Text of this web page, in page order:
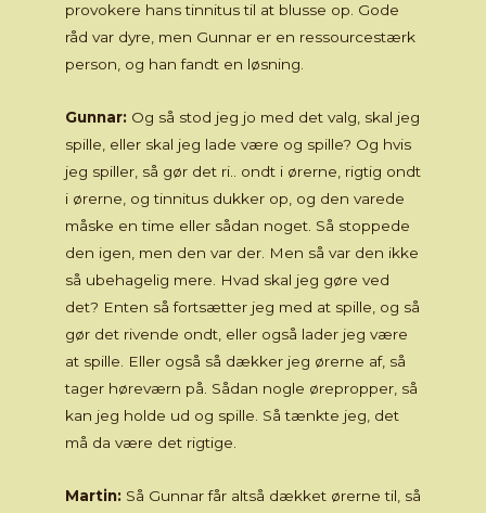
provokere hans tinnitus til at blusse op. Gode
råd var dyre, men Gunnar er en ressourcestærk
person, og han fandt en løsning.
Gunnar: Og så stod jeg jo med det valg, skal jeg
spille, eller skal jeg lade være og spille? Og hvis
jeg spiller, så gør det ri.. ondt i ørerne, rigtig ondt
i ørerne, og tinnitus dukker op, og den varede
måske en time eller sådan noget. Så stoppede
den igen, men den var der. Men så var den ikke
så ubehagelig mere. Hvad skal jeg gøre ved
det? Enten så fortsætter jeg med at spille, og så
gør det rivende ondt, eller også lader jeg være
at spille. Eller også så dækker jeg ørerne af, så
tager høreværn på. Sådan nogle ørepropper, så
kan jeg holde ud og spille. Så tænkte jeg, det
må da være det rigtige.
Martin: Så Gunnar får altså dækket ørerne til, så